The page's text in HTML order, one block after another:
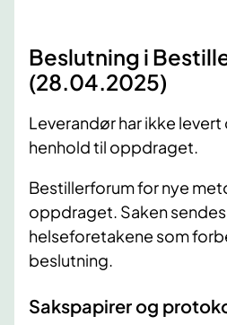
Beslutning i
(28.04.2025)
Leverandør har ikke
henhold til oppdraget.
Bestillerforum for nye
oppdraget. Saken
helseforetakene som
beslutning.
Sakspapirer og